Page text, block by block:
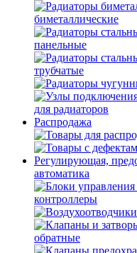
биметаллические
панельные
трубчатые
для радиаторов
Распродажа
Регулирующая,
автоматика
контроллеры
обратные